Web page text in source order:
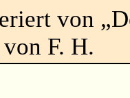
von
von F. H.